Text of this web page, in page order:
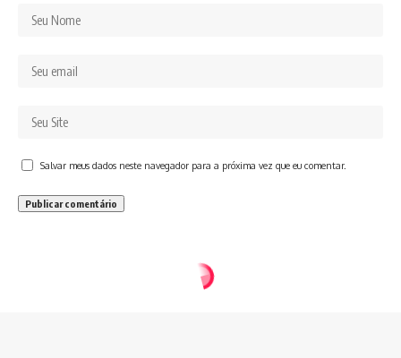
Salvar meus dados neste navegador para a próxima vez que eu comentar.